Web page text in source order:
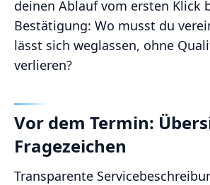
deinen Ablauf vom ersten Klick
Bestätigung: Wo musst du
lässt sich weglassen, ohne
verlieren?
Vor dem Termin:
Fragezeichen
Transparente